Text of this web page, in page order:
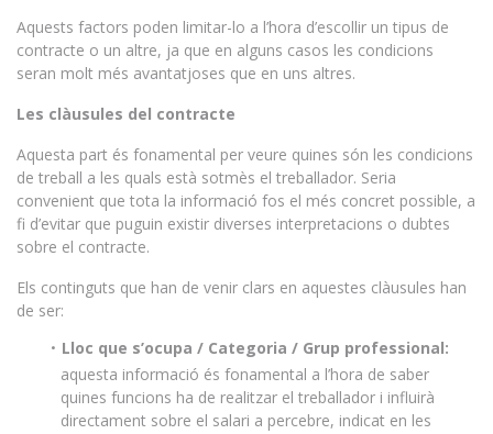
Aquests factors poden limitar-lo a l’hora d’escollir un tipus de
contracte o un altre, ja que en alguns casos les condicions
seran molt més avantatjoses que en uns altres.
Les clàusules del contracte
Aquesta part és fonamental per veure quines són les condicions
de treball a les quals està sotmès el treballador. Seria
convenient que tota la informació fos el més concret possible, a
fi d’evitar que puguin existir diverses interpretacions o dubtes
sobre el contracte.
Els continguts que han de venir clars en aquestes clàusules han
de ser:
Lloc que s’ocupa / Categoria / Grup professional:
aquesta informació és fonamental a l’hora de saber
quines funcions ha de realitzar el treballador i influirà
directament sobre el salari a percebre, indicat en les